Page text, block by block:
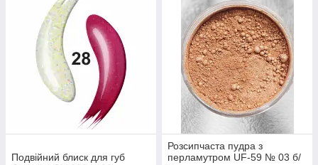
Подвійний блиск для губ
Розсипчаста пудра з
перламутром UF-59 № 03 б/